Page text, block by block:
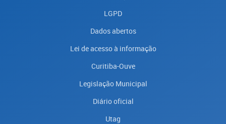
LGPD
Dados abertos
Lei de acesso à informação
Curitiba-Ouve
Legislação Municipal
Diário oficial
Utag